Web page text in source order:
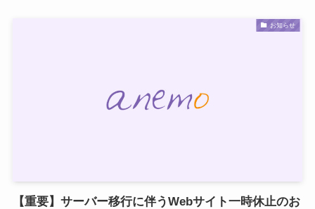
お知らせ
【重要】サーバー移行に伴うWebサイト一時休止のお